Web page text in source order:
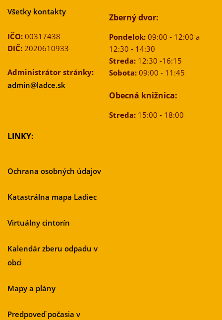
Všetky kontakty
IČO: 00317438
DIČ: 2020610933
Administrátor stránky:
admin@ladce.sk
Zberný dvor:
Pondelok:09:00 - 12:00 a
12:30 - 14:30
Streda:12:30 -16:15
Sobota:09:00 - 11:45
Obecná knižnica:
Streda:15:00 - 18:00
LINKY:
Ochrana osobných údajov
Katastrálna mapa Ladiec
Virtuálny cintorín
Kalendár zberu odpadu v
obci
Mapy a plány
Predpoveď počasia v